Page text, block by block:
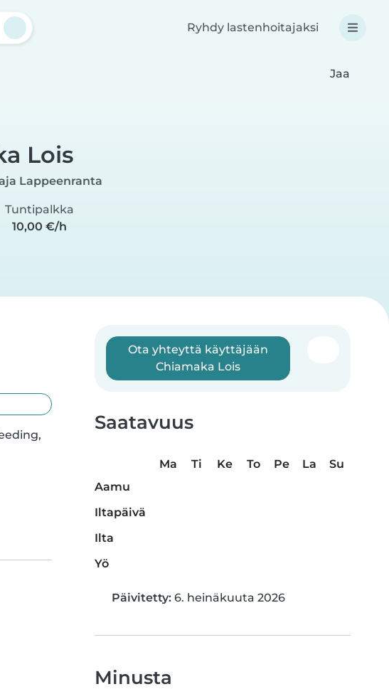
Ryhdy lastenhoitajaksi
Jaa
Lois
Lappeenranta
Tuntipalkka
10,00 €/h
Ota yhteyttä käyttäjään
Chiamaka Lois
Saatavuus
Ma Ti Ke To Pe La
Su
Aamu
Iltapäivä
Ilta
Yö
Päivitetty: 6. heinäkuuta 2026
Minusta